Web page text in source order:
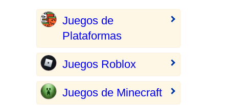
Juegos de
Plataformas
Juegos Roblox
Juegos de Minecraft